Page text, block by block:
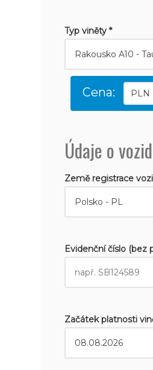
Typ viněty *
Cena:
Údaje o
Země registrace
Evidenční číslo (bez
Začátek platnosti